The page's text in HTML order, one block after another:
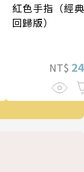
紅色手指（經典
回歸版）
NT$